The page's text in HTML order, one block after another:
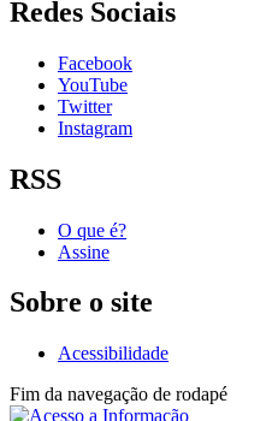
Redes Sociais
Facebook
YouTube
Twitter
Instagram
RSS
O que é?
Assine
Sobre o site
Acessibilidade
Fim da navegação de rodapé